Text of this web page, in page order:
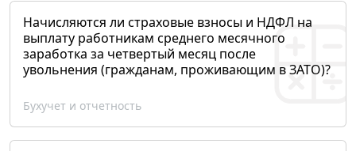
Начисляются ли страховые взносы и НДФЛ на
выплату работникам среднего месячного
заработка за четвертый месяц после
увольнения (гражданам, проживающим в ЗАТО)?
Бухучет и отчетность